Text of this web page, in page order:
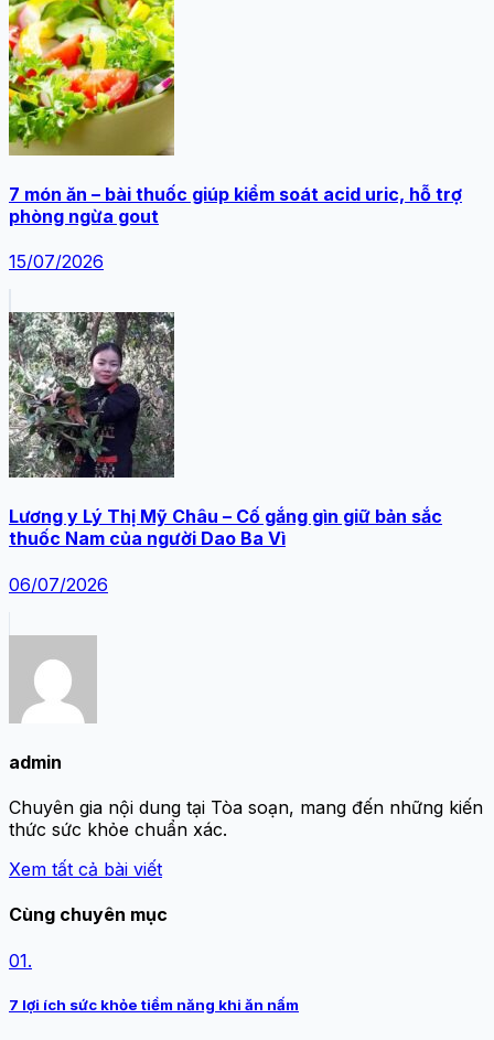
7 món ăn – bài thuốc giúp kiểm soát acid uric, hỗ trợ
phòng ngừa gout
15/07/2026
Lương y Lý Thị Mỹ Châu – Cố gắng gìn giữ bản sắc
thuốc Nam của người Dao Ba Vì
06/07/2026
admin
Chuyên gia nội dung tại Tòa soạn, mang đến những kiến
thức sức khỏe chuẩn xác.
Xem tất cả bài viết
Cùng chuyên mục
01.
7 lợi ích sức khỏe tiềm năng khi ăn nấm